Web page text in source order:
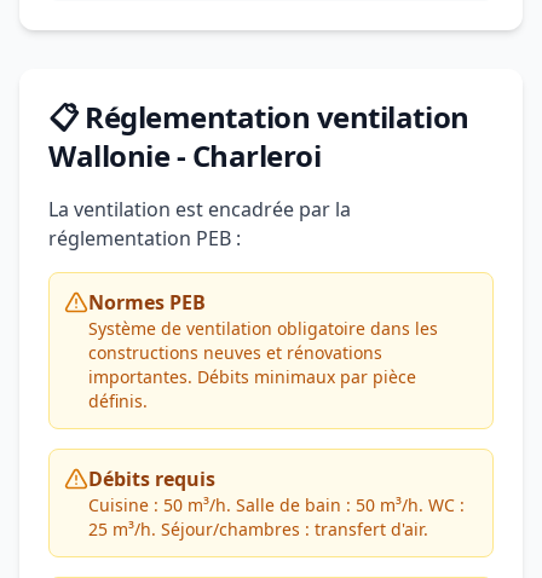
📋 Réglementation ventilation
Wallonie - Charleroi
La ventilation est encadrée par la
réglementation PEB :
Normes PEB
Système de ventilation obligatoire dans les
constructions neuves et rénovations
importantes. Débits minimaux par pièce
définis.
Débits requis
Cuisine : 50 m³/h. Salle de bain : 50 m³/h. WC :
25 m³/h. Séjour/chambres : transfert d'air.